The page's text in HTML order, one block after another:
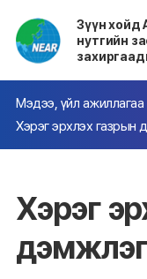
Зүүн хойд
нутгийн
Мэдээ, үйл ажиллагаа
Хэрэг эрхлэх газрын
Хэрэг